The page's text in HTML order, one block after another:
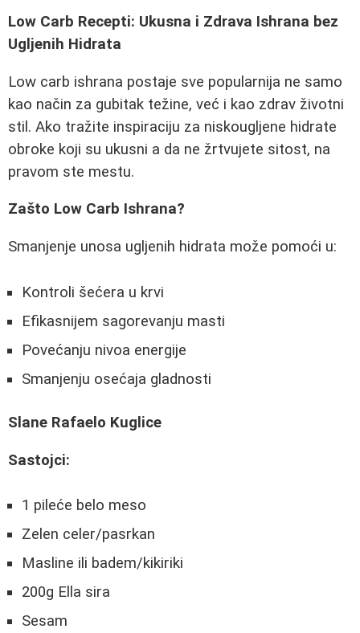
Low Carb Recepti: Ukusna i Zdrava Ishrana bez
Ugljenih Hidrata
Low carb ishrana postaje sve popularnija ne samo
kao način za gubitak težine, već i kao zdrav životni
stil. Ako tražite inspiraciju za niskougljene hidrate
obroke koji su ukusni a da ne žrtvujete sitost, na
pravom ste mestu.
Zašto Low Carb Ishrana?
Smanjenje unosa ugljenih hidrata može pomoći u:
Kontroli šećera u krvi
Efikasnijem sagorevanju masti
Povećanju nivoa energije
Smanjenju osećaja gladnosti
Slane Rafaelo Kuglice
Sastojci:
1 pileće belo meso
Zelen celer/pasrkan
Masline ili badem/kikiriki
200g Ella sira
Sesam